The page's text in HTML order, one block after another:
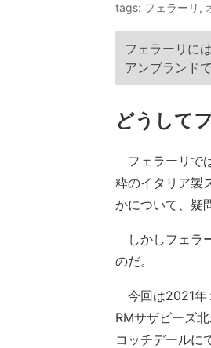
tags: フェラーリ ,
フェラーリに
アンブランド
どうして
フェラーリで
粋のイタリア製
かについて、疑
しかしフェラ
のだ。
今回は2021年
RMサザビーズ
コッチデールに